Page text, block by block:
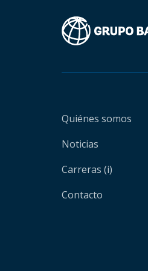
Quiénes somos
Noticias
Carreras (i)
Contacto